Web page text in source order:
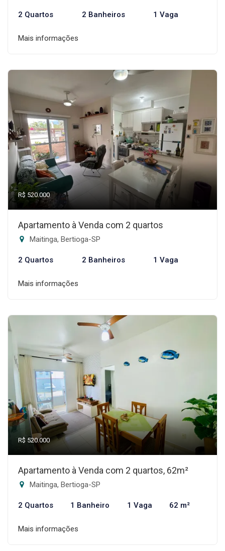
2 Quartos 2 Banheiros 1 Vaga
Mais informações
R$ 520.000
Apartamento à Venda com 2 quartos
Maitinga, Bertioga-SP
2 Quartos 2 Banheiros 1 Vaga
Mais informações
R$ 520.000
Apartamento à Venda com 2 quartos, 62m²
Maitinga, Bertioga-SP
2 Quartos 1 Banheiro 1 Vaga 62 m²
Mais informações